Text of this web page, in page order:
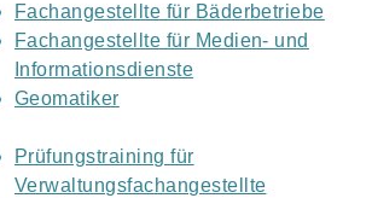
Fachangestellte für Bäderbetriebe
Fachangestellte für Medien- und
Informationsdienste
Geomatiker
Prüfungstraining für
Verwaltungsfachangestellte